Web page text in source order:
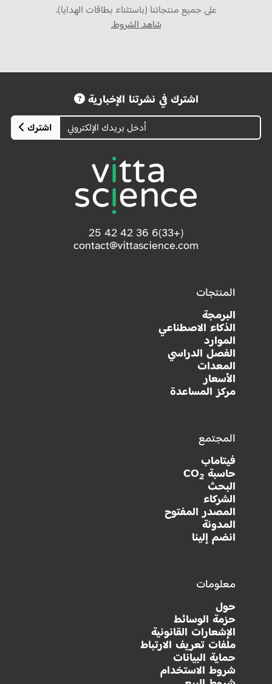
على جميع منتجاتنا (باستثناء بطاقات الهدايا).
شاهد الشروط.
اشترك في نشرتنا الإخبارية
اشترك
(+33)6 36 42 42 25
contact@vittascience.com
المنتجات
البرمجة
الذكاء الاصطناعي
الموارد
الفصل الدراسي
المعدات
الأسعار
مركز المساعدة
المجتمع
فيتاماب
حاسبة CO 2
البحث
الشركاء
المصدر المفتوح
المدونة
انضم إلينا
معلومات
حول
حزمة الوسائط
الإشعارات القانونية
ملفات تعريف الارتباط
حماية البيانات
شروط الاستخدام